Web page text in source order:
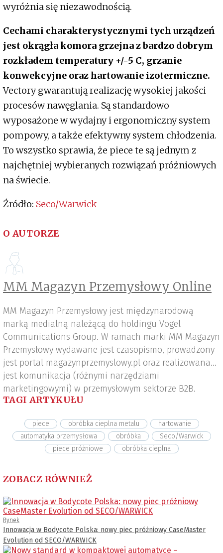
wyróżnia się niezawodnością.
Cechami charakterystycznymi tych urządzeń
jest okrągła komora grzejna z bardzo dobrym
rozkładem temperatury +/-5 C, grzanie
konwekcyjne oraz hartowanie izotermiczne.
Vectory gwarantują realizację wysokiej jakości
procesów nawęglania. Są standardowo
wyposażone w wydajny i ergonomiczny system
pompowy, a także efektywny system chłodzenia.
To wszystko sprawia, że piece te są jednym z
najchętniej wybieranych rozwiązań próżniowych
na świecie.
Źródło: Seco/Warwick
O AUTORZE
MM Magazyn Przemysłowy Online
MM Magazyn Przemysłowy jest międzynarodową
marką medialną należącą do holdingu Vogel
Communications Group. W ramach marki MM Magazyn
Przemysłowy wydawane jest czasopismo, prowadzony
jest portal magazynprzemyslowy.pl oraz realizowana
jest komunikacja (różnymi narzędziami
marketingowymi) w przemysłowym sektorze B2B.
TAGI ARTYKUŁU
piece obróbka cieplna metalu
hartowanie
automatyka przemysłowa
obróbka
Seco/Warwick
piece próżniowe
obróbka cieplna
ZOBACZ RÓWNIEŻ
Rynek
Innowacja w Bodycote Polska: nowy piec próżniowy CaseMaster
Evolution od SECO/WARWICK